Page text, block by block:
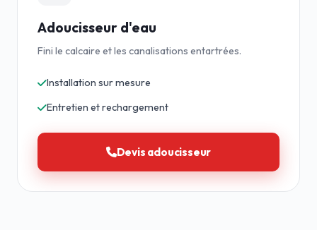
Adoucisseur d'eau
Fini le calcaire et les canalisations entartrées.
Installation sur mesure
Entretien et rechargement
Devis adoucisseur